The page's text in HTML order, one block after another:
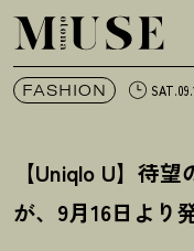
オトナミュー
FASHION
【Uniqlo U】待
が、9月16日より